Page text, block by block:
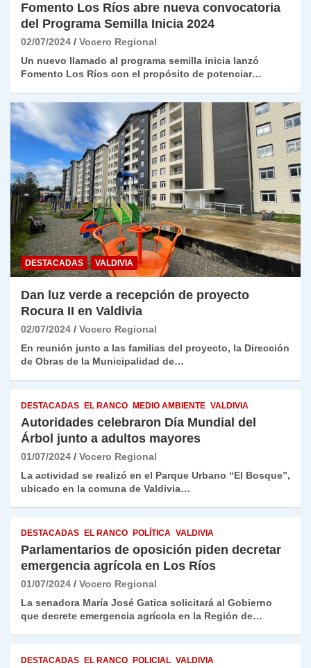
Fomento Los Ríos abre nueva convocatoria
del Programa Semilla Inicia 2024
02/07/2024
Vocero Regional
Un nuevo llamado al programa semilla inicia lanzó
Fomento Los Ríos con el propósito de potenciar…
DESTACADAS VALDIVIA
Dan luz verde a recepción de proyecto
Rocura II en Valdivia
02/07/2024
Vocero Regional
En reunión junto a las familias del proyecto, la Dirección
de Obras de la Municipalidad de…
DESTACADAS EL RANCO MEDIO AMBIENTE VALDIVIA
Autoridades celebraron Día Mundial del
Árbol junto a adultos mayores
01/07/2024
Vocero Regional
La actividad se realizó en el Parque Urbano “El Bosque”,
ubicado en la comuna de Valdivia…
DESTACADAS EL RANCO POLÍTICA VALDIVIA
Parlamentarios de oposición piden decretar
emergencia agrícola en Los Ríos
01/07/2024
Vocero Regional
La senadora María José Gatica solicitará al Gobierno
que decrete emergencia agrícola en la Región de…
DESTACADAS EL RANCO POLICIAL VALDIVIA